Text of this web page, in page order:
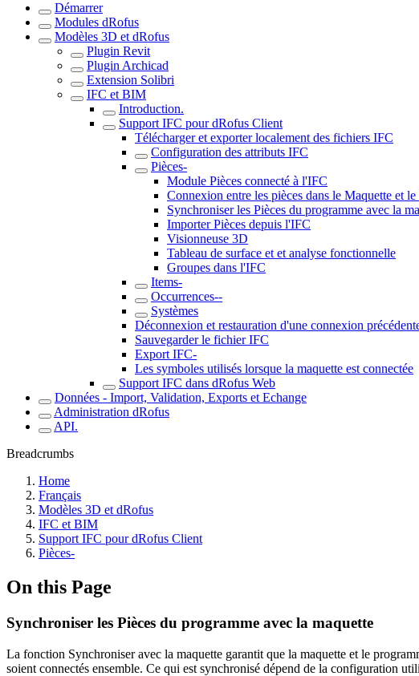
Démarrer
Modules dRofus
Modèles 3D et dRofus
Plugin Revit
Plugin Archicad
Extension Solibri
IFC et BIM
Introduction.
Support IFC pour dRofus Client
Télécharger et exporter localement des fichiers IFC
Configuration des attributs IFC
Pièces-
Module Pièces connecté à l'IFC
Connexion entre les pièces dans le Maquette et
Synchroniser les Pièces du programme avec la
Importer Pièces depuis l'IFC
Visionneuse 3D
Tableau de surface et et analyse fonctionnelle
Groupes dans l'IFC
Items-
Occurrences--
Systèmes
Déconnexion et restauration d'une connexion
Sauvegarder le fichier IFC
Export IFC-
Les symboles utilisés lorsque la maquette est connectée
Support IFC dans dRofus Web
Données - Import, Validation, Exports et Echange
Administration dRofus
API.
Breadcrumbs
Home
Français
Modèles 3D et dRofus
IFC et BIM
Support IFC pour dRofus Client
Pièces-
On this Page
Synchroniser les Pièces du programme avec la maquette
La fonction Synchroniser avec la maquette garantit que la maquette et le
soient connectés ensemble. Ce qui est synchronisé dépend de la configuration